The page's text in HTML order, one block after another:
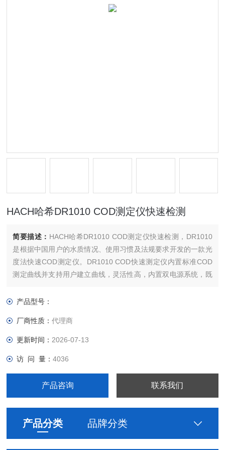
HACH哈希DR1010 COD测定仪快速检测
简要描述： HACH哈希DR1010 COD测定仪快速检测，DR1010
是根据中国用户的水质情况、使用习惯及法规要求开发的一款光
度法快速COD测定仪。DR1010 COD快速测定仪内置标准COD
测定曲线并支持用户建立曲线，灵活性高，内置双电源系统，既
产品型号：
厂商性质：代理商
更新时间： 2026-07-13
访 问 量：4036
产品咨询 联系我们
产品分类 品牌分类